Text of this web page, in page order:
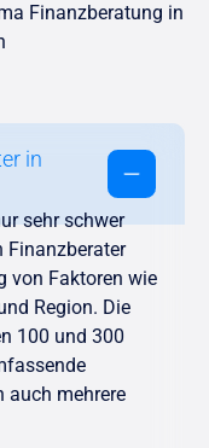
Finanzberatung in
in
sehr schwer
Finanzberater
von Faktoren wie
Region. Die
100 und 300
auch mehrere